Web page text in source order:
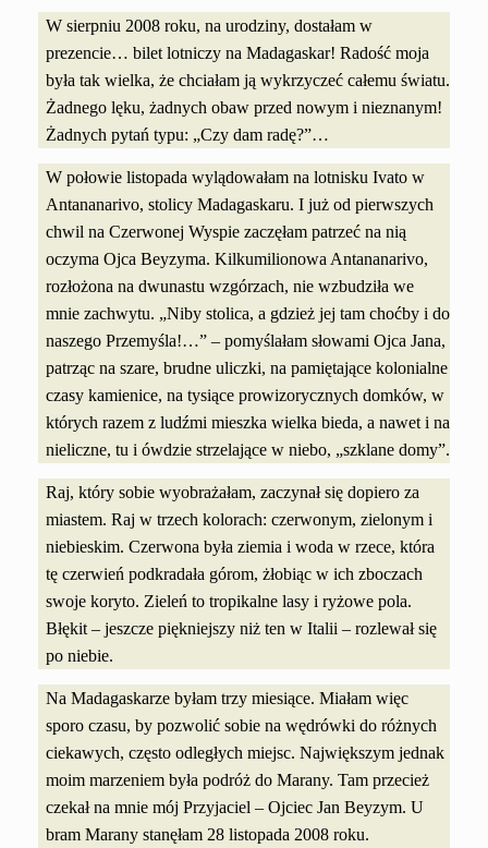
W sierpniu 2008 roku, na urodziny, dostałam w
prezencie… bilet lotniczy na Madagaskar! Radość moja
była tak wielka, że chciałam ją wykrzyczeć całemu światu.
Żadnego lęku, żadnych obaw przed nowym i nieznanym!
Żadnych pytań typu: „Czy dam radę?”…
W połowie listopada wylądowałam na lotnisku Ivato w
Antananarivo, stolicy Madagaskaru. I już od pierwszych
chwil na Czerwonej Wyspie zaczęłam patrzeć na nią
oczyma Ojca Beyzyma. Kilkumilionowa Antananarivo,
rozłożona na dwunastu wzgórzach, nie wzbudziła we
mnie zachwytu. „Niby stolica, a gdzież jej tam choćby i do
naszego Przemyśla!…” – pomyślałam słowami Ojca Jana,
patrząc na szare, brudne uliczki, na pamiętające kolonialne
czasy kamienice, na tysiące prowizorycznych domków, w
których razem z ludźmi mieszka wielka bieda, a nawet i na
nieliczne, tu i ówdzie strzelające w niebo, „szklane domy”.
Raj, który sobie wyobrażałam, zaczynał się dopiero za
miastem. Raj w trzech kolorach: czerwonym, zielonym i
niebieskim. Czerwona była ziemia i woda w rzece, która
tę czerwień podkradała górom, żłobiąc w ich zboczach
swoje koryto. Zieleń to tropikalne lasy i ryżowe pola.
Błękit – jeszcze piękniejszy niż ten w Italii – rozlewał się
po niebie.
Na Madagaskarze byłam trzy miesiące. Miałam więc
sporo czasu, by pozwolić sobie na wędrówki do różnych
ciekawych, często odległych miejsc. Największym jednak
moim marzeniem była podróż do Marany. Tam przecież
czekał na mnie mój Przyjaciel – Ojciec Jan Beyzym. U
bram Marany stanęłam 28 listopada 2008 roku.